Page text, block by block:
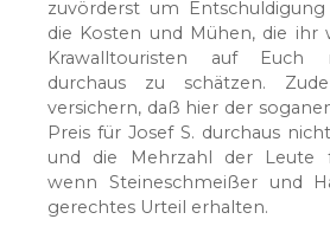
zuvörderst um
die Kosten und Mühen, die ihr
Krawalltouristen auf Euch
durchaus zu schätzen.
versichern, daß hier der
Preis für Josef S. durchaus
und die Mehrzahl der Leute
wenn Steineschmeißer und
gerechtes Urteil erhalten.